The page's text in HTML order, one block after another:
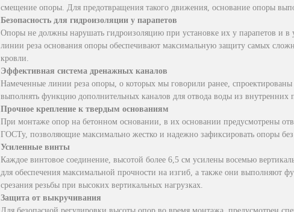
смещение опоры. Для предотвращения такого движения, основание опоры
Безопасность для гидроизоляции у парапетов
Опоры не должны нарушать гидроизоляцию при установке их у парапетов и в
линии реза основания опоры обеспечивают максимальную защиту самых
кровли.
Эффективная система дренажных каналов
Намеченные линии реза опоры, о которых мы говорили ранее,
выполнять функцию дополнительных каналов для отвода воды из внутренних
Прочное крепление к твердым основаниям
При монтаже опор на бетонном основании, в их основании предусмотрены
ГОСТу, позволяющие максимально жестко и надежно зафиксировать опоры
Усиленные винты
Каждое винтовое соединение, высотой более 6,5 см усилены восемью
для обеспечения максимальной прочности на изгиб, а также они выполняют
срезания резьбы при высоких вертикальных нагрузках.
Защита от выкручивания